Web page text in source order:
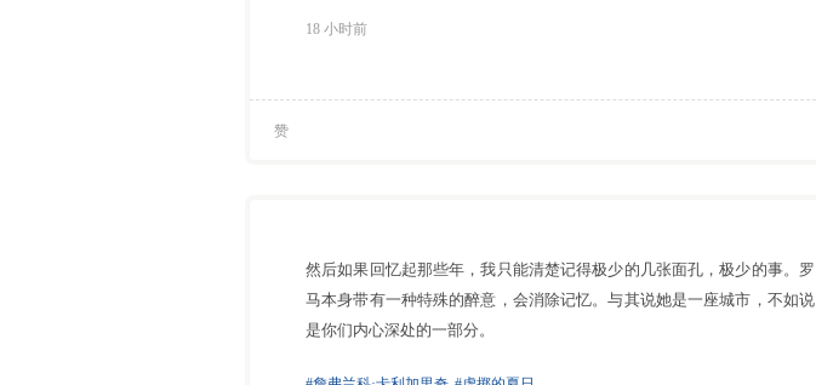
18 小时前
赞
然后如果回忆起那些年，我只能清楚记得极少的几张面孔，极少的事。罗
马本身带有一种特殊的醉意，会消除记忆。与其说她是一座城市，不如说
是你们内心深处的一部分。